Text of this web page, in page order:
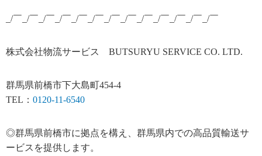
_/￣_/￣_/￣_/￣_/￣_/￣_/￣_/￣_/￣_/￣_/￣_/￣_/￣
株式会社物流サービス BUTSURYU SERVICE CO. LTD.
群馬県前橋市下大島町454-4
TEL： 0120-11-6540
◎群馬県前橋市に拠点を構え、群馬県内での高品質輸送サ
ービスを提供します。